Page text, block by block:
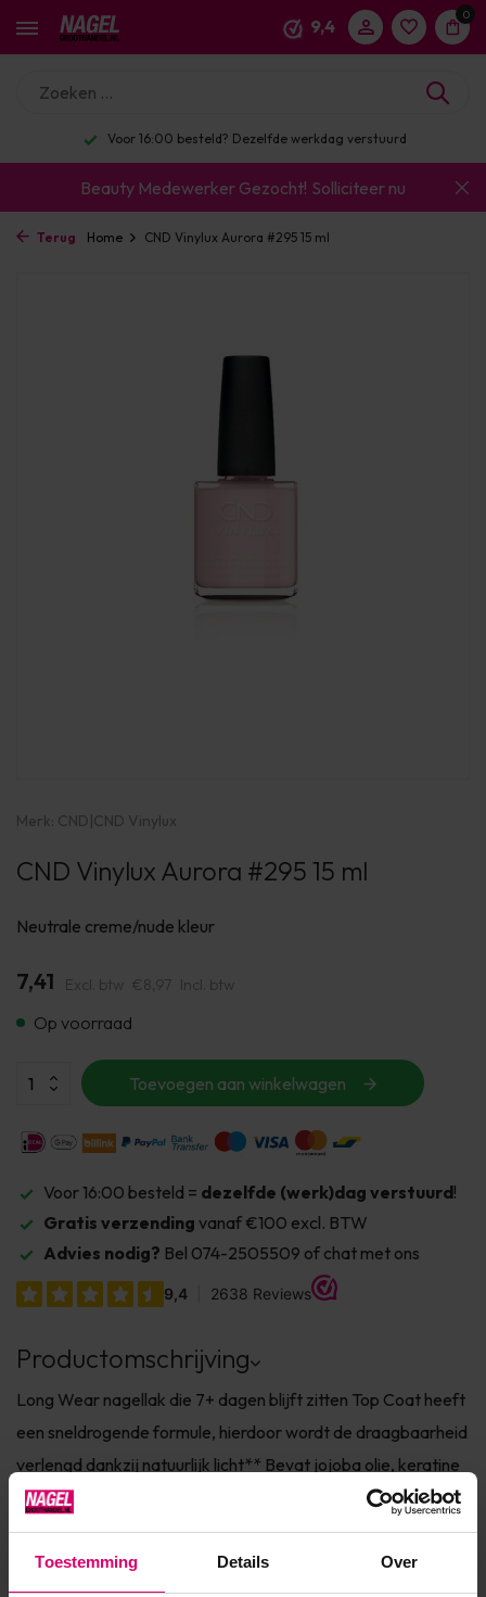
Toestemming Details Over
9,4
0
Voor 16:00 besteld? Dezelfde werkdag verstuurd
Beauty Medewerker Gezocht! Solliciteer nu
Terug Home CND Vinylux Aurora #295 15 ml
Merk: CND|CND Vinylux
CND Vinylux Aurora #295 15 ml
Neutrale creme/nude kleur
7,41 Excl. btw €8,97 Incl. btw
Op voorraad
Toevoegen aan winkelwagen
Voor 16:00 besteld = dezelfde (werk)dag verstuurd!
Gratis verzending vanaf €100 excl. BTW
Advies nodig? Bel 074-2505509 of chat met ons
Productomschrijving
Long Wear nagellak die 7+ dagen blijft zitten Top Coat heeft
een sneldrogende formule, hierdoor wordt de draagbaarheid
verlengd dankzij natuurlijk licht** Bevat jojoba olie, keratine
en vitamine E voor de verzorging van de nagel Dierproefvrij
& 7Free* Verkrijgbaar in 150+ fashionkleuren Ingrediënten * 7
Free: vrij van Parabenen, Form...